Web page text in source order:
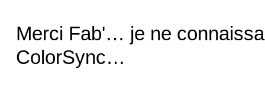
Merci Fab'… je ne
ColorSync…